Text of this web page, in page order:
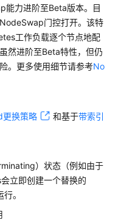
能力进阶至Beta版本。目
门控打开。该特
工作负载逐个节点地配
然进阶至Beta特性，但仍
。更多使用细节请参考No
更换策略 和基于带索引
）状态（例如由于
立即创建一个替换的
。